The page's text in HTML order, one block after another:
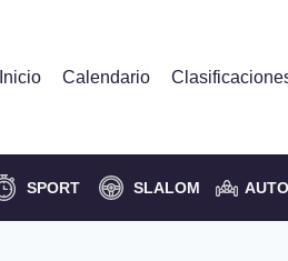
Inicio Calendario
SPORT SLALOM